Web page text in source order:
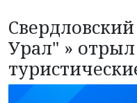
Урал" »